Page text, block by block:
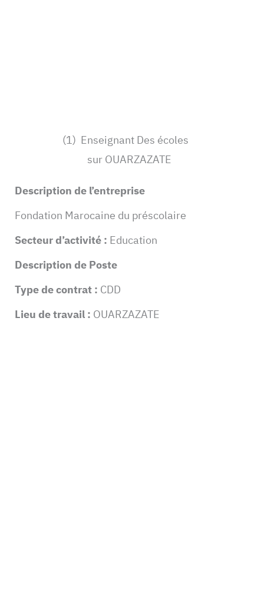
(1) Enseignant Des écoles
sur OUARZAZATE
Description de l’entreprise
Fondation Marocaine du préscolaire
Secteur d’activité : Education
Description de Poste
Type de contrat : CDD
Lieu de travail : OUARZAZATE